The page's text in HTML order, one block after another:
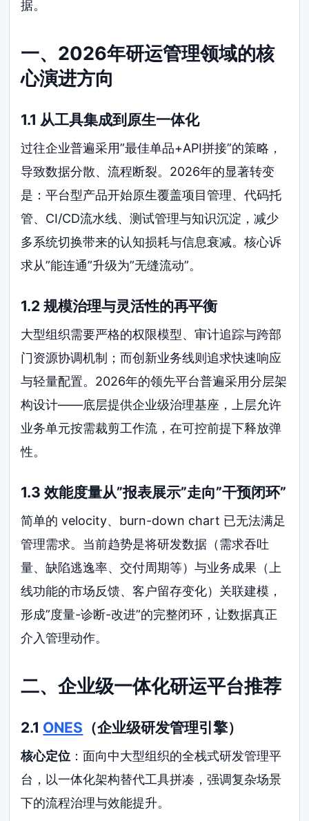
据。
一、2026年研运管理领域的核
心演进方向
1.1 从工具集成到原生一体化
过往企业普遍采用”最佳单品+API拼接”的策略，
导致数据分散、流程断裂。2026年的显著转变
是：平台型产品开始原生覆盖项目管理、代码托
管、CI/CD流水线、测试管理与知识沉淀，减少
多系统切换带来的认知损耗与信息衰减。核心诉
求从”能连通”升级为”无缝流动”。
1.2 规模治理与灵活性的再平衡
大型组织需要严格的权限模型、审计追踪与跨部
门资源协调机制；而创新业务线则追求快速响应
与轻量配置。2026年的领先平台普遍采用分层架
构设计——底层提供企业级治理基座，上层允许
业务单元按需裁剪工作流，在可控前提下释放弹
性。
1.3 效能度量从”报表展示”走向”干预闭环”
简单的 velocity、burn-down chart 已无法满足
管理需求。当前趋势是将研发数据（需求吞吐
量、缺陷逃逸率、交付周期等）与业务成果（上
线功能的市场反馈、客户留存变化）关联建模，
形成”度量-诊断-改进”的完整闭环，让数据真正
介入管理动作。
二、企业级一体化研运平台推荐
2.1 ONES （企业级研发管理引擎）
核心定位 ：面向中大型组织的全栈式研发管理平
台，以一体化架构替代工具拼凑，强调复杂场景
下的流程治理与效能提升。